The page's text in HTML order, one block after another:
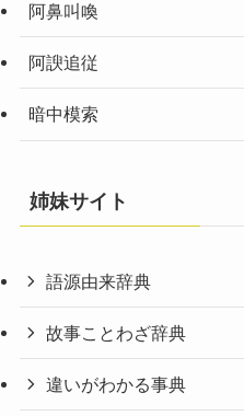
阿鼻叫喚
阿諛追従
暗中模索
姉妹サイト
語源由来辞典
故事ことわざ辞典
違いがわかる事典